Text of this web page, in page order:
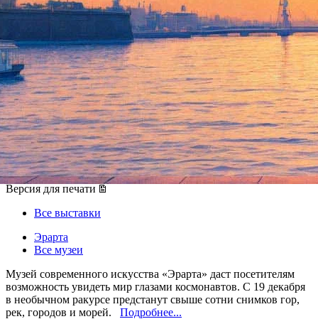
Космонавт Сергей Рязанский
откроет в «Эрарте» выставку
своих фотографий Земли
19 декабря 2019, четверг-23 марта 2020, понедельник
Версия для печати
Все выставки
Эрарта
Все музеи
Музей современного искусства «Эрарта» даст посетителям
возможность увидеть мир глазами космонавтов. С 19 декабря
в необычном ракурсе предстанут свыше сотни снимков гор,
рек, городов и морей. Подробнее...